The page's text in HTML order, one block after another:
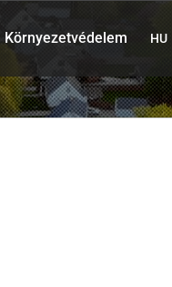
Környezetvédelem HU